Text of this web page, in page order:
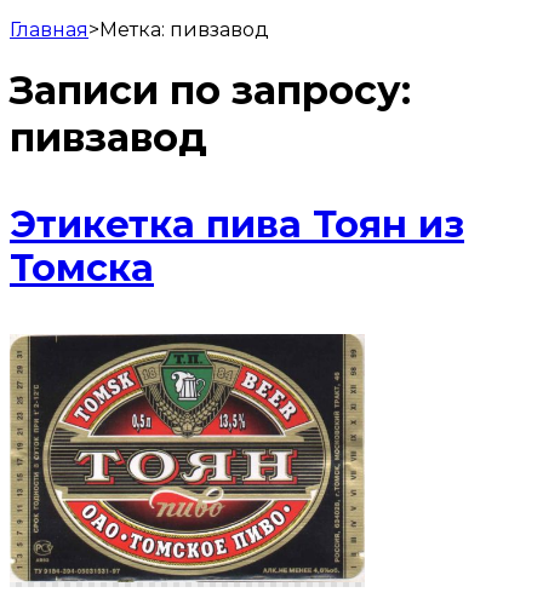
Главная>Метка: пивзавод
Записи по запросу:
пивзавод
Этикетка пива Тоян из
Томска